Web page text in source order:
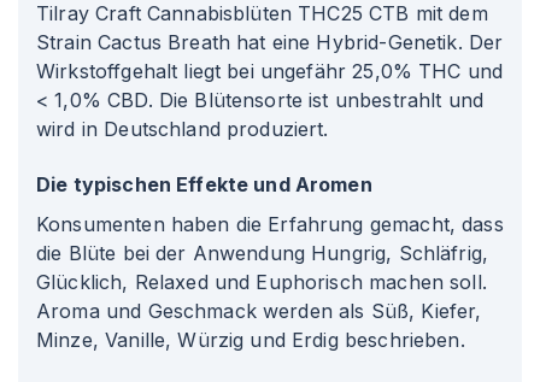
Tilray Craft Cannabisblüten THC25 CTB mit dem
Strain Cactus Breath hat eine Hybrid-Genetik. Der
Wirkstoffgehalt liegt bei ungefähr 25,0% THC und
< 1,0% CBD. Die Blütensorte ist unbestrahlt und
wird in Deutschland produziert.
Die typischen Effekte und Aromen
Konsumenten haben die Erfahrung gemacht, dass
die Blüte bei der Anwendung Hungrig, Schläfrig,
Glücklich, Relaxed und Euphorisch machen soll.
Aroma und Geschmack werden als Süß, Kiefer,
Minze, Vanille, Würzig und Erdig beschrieben.